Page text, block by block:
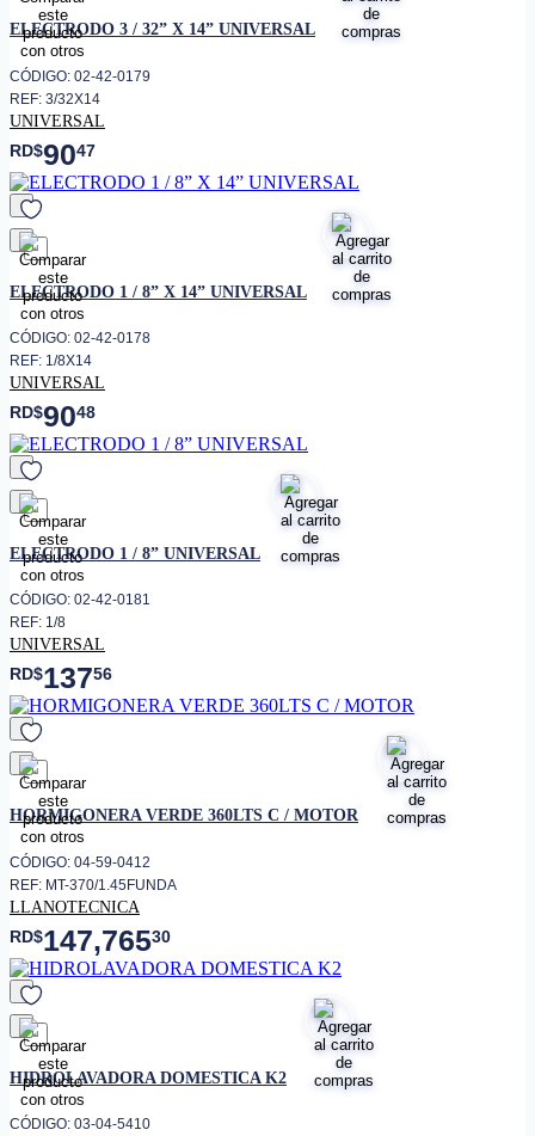
favorito
ELECTRODO 3 / 32” X 14” UNIVERSAL
CÓDIGO: 02-42-0179
REF: 3/32X14
UNIVERSAL
RD$9047
favorito
ELECTRODO 1 / 8” X 14” UNIVERSAL
CÓDIGO: 02-42-0178
REF: 1/8X14
UNIVERSAL
RD$9048
favorito
ELECTRODO 1 / 8” UNIVERSAL
CÓDIGO: 02-42-0181
REF: 1/8
UNIVERSAL
RD$13756
favorito
HORMIGONERA VERDE 360LTS C / MOTOR
CÓDIGO: 04-59-0412
REF: MT-370/1.45FUNDA
LLANOTECNICA
RD$147,76530
favorito
HIDROLAVADORA DOMESTICA K2
CÓDIGO: 03-04-5410